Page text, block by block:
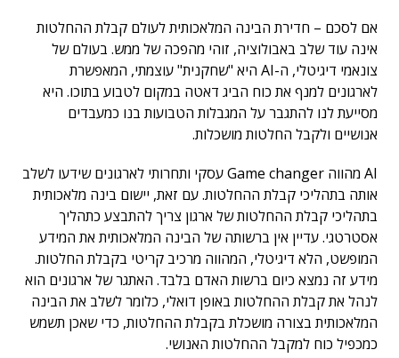
אם לסכם – חדירת הבינה המלאכותית לעולם קבלת ההחלטות
אינה עוד שלב באבולוציה, זוהי מהפכה של ממש. בעולם של
צונאמי דיגיטלי, ה-AI היא "שחקנית" עוצמתי, המאפשרת
לארגונים למנף את כוח הביג דאטה במקום לטבוע בתוכו. היא
מסייעת לנו להתגבר על המגבלות הטבועות בנו כמעבדים
אנושיים ולקבל החלטות מושכלות.
AI מהווה Game changer עסקי ותחרותי לארגונים שידעו לשלב
אותה בתהליכי קבלת ההחלטות. עם זאת, יישום בינה מלאכותית
בתהליכי קבלת ההחלטות של ארגון צריך להתבצע כתהליך
אסטרטגי. עדיין אין ברשותה של הבינה המלאכותית את המידע
המופשט, הלא דיגיטלי, המהווה מרכיב קריטי בקבלת החלטות.
מידע זה נמצא כיום ברשות האדם בלבד. האתגר של ארגונים הוא
לנהל את קבלת ההחלטות באופן דואלי, כלומר לשלב את הבינה
המלאכותית בצורה מושכלת בקבלת ההחלטות, כדי שאכן תשמש
כמכפיל כוח למקבל ההחלטות האנושי.